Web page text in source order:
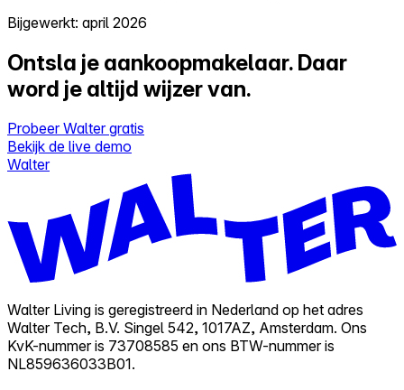
Bijgewerkt: april 2026
Ontsla je aankoopmakelaar. Daar
word je altijd wijzer van.
Probeer Walter gratis
Bekijk de live demo
Walter
Walter Living is geregistreerd in Nederland op het adres
Walter Tech, B.V. Singel 542, 1017AZ, Amsterdam. Ons
KvK-nummer is 73708585 en ons BTW-nummer is
NL859636033B01.